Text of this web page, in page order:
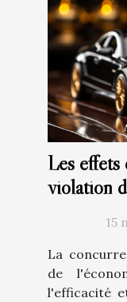
Les effets
violation
15
La
de
l'efficacité